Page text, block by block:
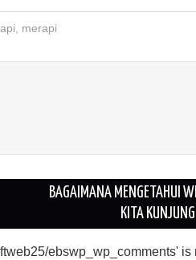
merapi
BAGAIMANA MENGETAHUI
KITA
ebswp_wp_comments' is